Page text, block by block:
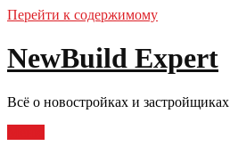
Перейти к содержимому
NewBuild Expert
Всё о новостройках и застройщиках